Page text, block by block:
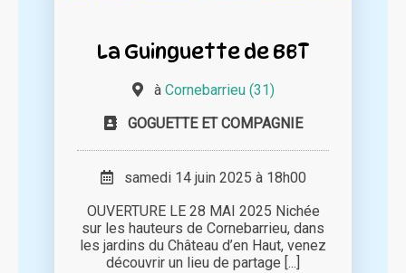
La Guinguette de BBT
à Cornebarrieu (31)
GOGUETTE ET COMPAGNIE
samedi 14 juin 2025 à 18h00
OUVERTURE LE 28 MAI 2025 Nichée
sur les hauteurs de Cornebarrieu, dans
les jardins du Château d’en Haut, venez
découvrir un lieu de partage [...]